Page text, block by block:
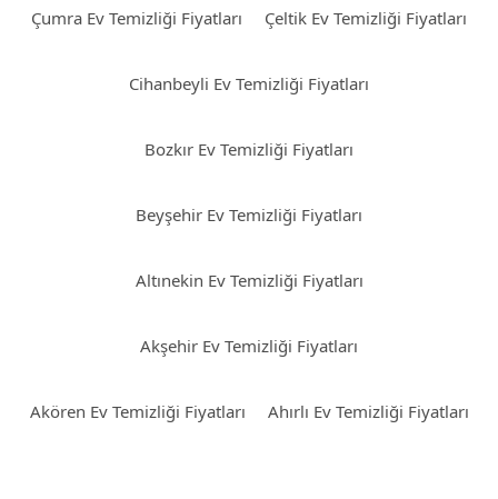
Çumra Ev Temizliği Fiyatları Çeltik Ev Temizliği Fiyatları
Cihanbeyli Ev Temizliği Fiyatları
Bozkır Ev Temizliği Fiyatları
Beyşehir Ev Temizliği Fiyatları
Altınekin Ev Temizliği Fiyatları
Akşehir Ev Temizliği Fiyatları
Akören Ev Temizliği Fiyatları Ahırlı Ev Temizliği Fiyatları